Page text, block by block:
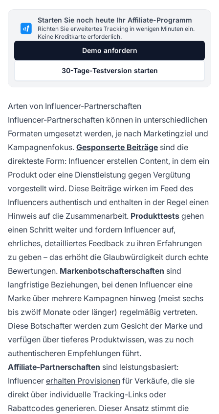
Starten Sie noch heute Ihr Affiliate-Programm
Richten Sie erweitertes Tracking in wenigen Minuten ein.
Keine Kreditkarte erforderlich.
Demo anfordern
30-Tage-Testversion starten
Arten von Influencer-Partnerschaften
Influencer-Partnerschaften können in unterschiedlichen
Formaten umgesetzt werden, je nach Marketingziel und
Kampagnenfokus. Gesponserte Beiträge sind die
direkteste Form: Influencer erstellen Content, in dem ein
Produkt oder eine Dienstleistung gegen Vergütung
vorgestellt wird. Diese Beiträge wirken im Feed des
Influencers authentisch und enthalten in der Regel einen
Hinweis auf die Zusammenarbeit. Produkttests gehen
einen Schritt weiter und fordern Influencer auf,
ehrliches, detailliertes Feedback zu ihren Erfahrungen
zu geben – das erhöht die Glaubwürdigkeit durch echte
Bewertungen. Markenbotschafterschaften sind
langfristige Beziehungen, bei denen Influencer eine
Marke über mehrere Kampagnen hinweg (meist sechs
bis zwölf Monate oder länger) regelmäßig vertreten.
Diese Botschafter werden zum Gesicht der Marke und
verfügen über tieferes Produktwissen, was zu noch
authentischeren Empfehlungen führt.
Affiliate-Partnerschaften sind leistungsbasiert:
Influencer erhalten Provisionen für Verkäufe, die sie
direkt über individuelle Tracking-Links oder
Rabattcodes generieren. Dieser Ansatz stimmt die